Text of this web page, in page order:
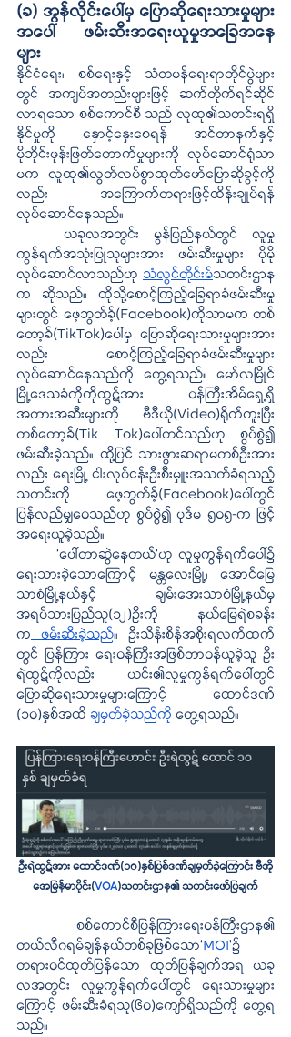
(ခ) အွန်လိုင်းပေါ်မှ ပြောဆိုရေးသားမှုများ
အပေါ် ဖမ်းဆီးအရေးယူမှုအခြေအနေ
များ
နိုင်ငံရေး၊ စစ်ရေးနှင့် သံတမန်ရေးရာတိုင်ပွဲများ
တွင် အကျပ်အတည်းများဖြင့် ဆက်တိုက်ရင်ဆိုင်
လာရသော စစ်ကောင်စီ သည် လူထု၏သတင်းရရှိ
နိုင်မှုကို နှောင့်နှေးစေရန် အင်တာနက်နှင့်
မိုဘိုင်းဖုန်းဖြတ်တောက်မှုများကို လုပ်ဆောင်ရုံသာ
မက လူထု၏လွတ်လပ်စွာထုတ်ဖော်ပြောဆိုခွင့်ကို
လည်း အကြောက်တရားဖြင့်ထိန်းချုပ်ရန်
လုပ်ဆောင်နေသည်။
ယခုလအတွင်း မွန်ပြည်နယ်တွင် လူမှု
ကွန်ရက်အသုံးပြုသူများအား ဖမ်းဆီးမှုများ ပိုမို
လုပ်ဆောင်လာသည်ဟု သံလွင်တိုင်းမ်သတင်းဌာန
က ဆိုသည်။ ထိုသို့စောင့်ကြည့်ခြေရာခံဖမ်းဆီးမှု
များတွင် ဖေ့ဘွတ်ခ့်(Facebook)ကိုသာမက တစ်
တော့ခ်(TikTok)ပေါ်မှ ပြောဆိုရေးသားမှုများအား
လည်း စောင့်ကြည့်ခြေရာခံဖမ်းဆီးမှုများ
လုပ်ဆောင်နေသည်ကို တွေ့ရသည်။ မော်လမြိုင်
မြို့ဒေသခံကိုကိုထွဋ်အား ဝန်ကြီးအိမ်ရှေ့ရှိ
အတားအဆီးများကို ဗီဒီယို(Video)ရိုက်ကူးပြီး
တစ်တော့ခ်(Tik Tok)ပေါ်တင်သည်ဟု စွပ်စွဲ၍
ဖမ်းဆီးခဲ့သည်။ ထို့ပြင် သားဖွားဆရာမတစ်ဦးအား
လည်း ရေးမြို့ ငါးလုပ်ငန်းဦးစီးမှူးအသတ်ခံရသည့်
သတင်းကို ဖေ့ဘွတ်ခ့်(Facebook)ပေါ်တွင်
ပြန်လည်မျှဝေသည်ဟု စွပ်စွဲ၍ ပုဒ်မ ၅၀၅-က ဖြင့်
အရေးယူခဲ့သည်။
‘ပေါ်တာဆွဲနေတယ်’ဟု လူမှုကွန်ရက်ပေါ်၌
ရေးသားခဲ့သောကြောင့် မန္တလေးမြို့၊ အောင်မြေ
သာစံမြို့နယ်နှင့် ချမ်းအေးသာစံမြို့နယ်မှ
အရပ်သားပြည်သူ(၁၂)ဦးကို နယ်မြေရဲစခန်း
က ဖမ်းဆီးခဲ့သည်။ ဦးသိန်းစိန်အစိုးရလက်ထက်
တွင် ပြန်ကြား ရေးဝန်ကြီးအဖြစ်တာဝန်ယူခဲ့သူ ဦး
ရဲထွဋ်ကိုလည်း ယင်း၏လူမှုကွန်ရက်ပေါ်တွင်
ပြောဆိုရေးသားမှုများကြောင့် ထောင်ဒဏ်
(၁၀)နှစ်အထိ ချမှတ်ခဲ့သည်ကို တွေ့ရသည်။
ဦးရဲထွဋ်အား ထောင်ဒဏ်(၁၀)နှစ်ပြစ်ဒဏ်ချမှတ်ခဲ့ကြောင်း ဗီအို
အေမြန်မာပိုင်း(VOA)သတင်းဌာန၏ သတင်းဖော်ပြချက်
စစ်ကောင်စီပြန်ကြားရေးဝန်ကြီးဌာန၏
တယ်လီဂရမ်ချန်နယ်တစ်ခုဖြစ်သော‘MOI’၌
တရားဝင်ထုတ်ပြန်သော ထုတ်ပြန်ချက်အရ ယခု
လအတွင်း လူမှုကွန်ရက်ပေါ်တွင် ရေးသားမှုများ
ကြောင့် ဖမ်းဆီးခံရသူ(၆၀)ကျော်ရှိသည်ကို တွေ့ရ
သည်။